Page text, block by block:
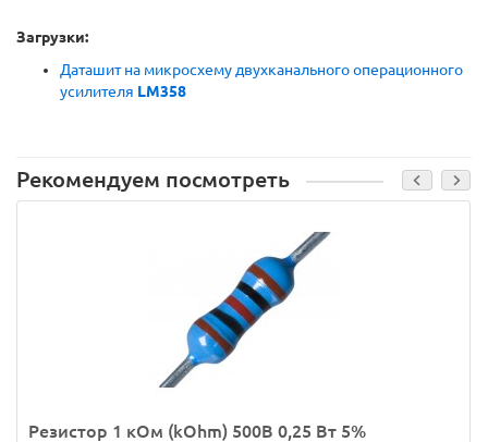
Загрузки:
Даташит на микросхему двухканального операционного
усилителя LM358
Рекомендуем посмотреть
Резистор 1 кОм (kOhm) 500В 0,25 Вт 5%